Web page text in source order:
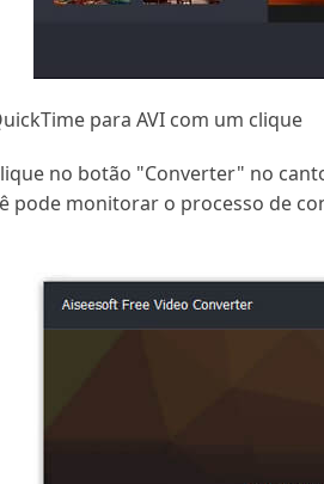
para AVI com um clique
no botão "Converter" no
pode monitorar o processo de